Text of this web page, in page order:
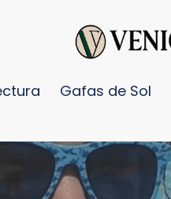
Gafas de Sol